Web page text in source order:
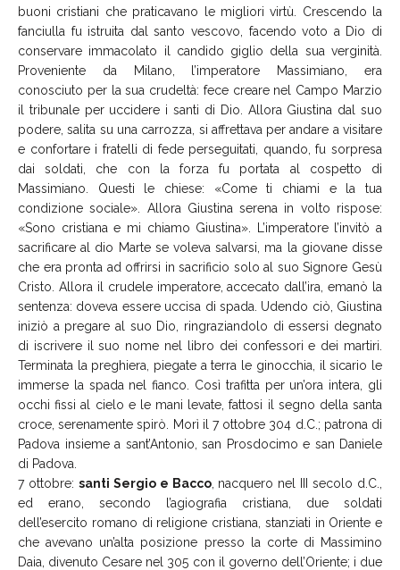
buoni cristiani che praticavano le migliori virtù. Crescendo la
fanciulla fu istruita dal santo vescovo, facendo voto a Dio di
conservare immacolato il candido giglio della sua verginità.
Proveniente da Milano, l’imperatore Massimiano, era
conosciuto per la sua crudeltà: fece creare nel Campo Marzio
il tribunale per uccidere i santi di Dio. Allora Giustina dal suo
podere, salita su una carrozza, si affrettava per andare a visitare
e confortare i fratelli di fede perseguitati, quando, fu sorpresa
dai soldati, che con la forza fu portata al cospetto di
Massimiano. Questi le chiese: «Come ti chiami e la tua
condizione sociale». Allora Giustina serena in volto rispose:
«Sono cristiana e mi chiamo Giustina». L’imperatore l’invitò a
sacrificare al dio Marte se voleva salvarsi, ma la giovane disse
che era pronta ad offrirsi in sacrificio solo al suo Signore Gesù
Cristo. Allora il crudele imperatore, accecato dall’ira, emanò la
sentenza: doveva essere uccisa di spada. Udendo ciò, Giustina
iniziò a pregare al suo Dio, ringraziandolo di essersi degnato
di iscrivere il suo nome nel libro dei confessori e dei martiri.
Terminata la preghiera, piegate a terra le ginocchia, il sicario le
immerse la spada nel fianco. Così trafitta per un’ora intera, gli
occhi fissi al cielo e le mani levate, fattosi il segno della santa
croce, serenamente spirò. Morì il 7 ottobre 304 d.C.; patrona di
Padova insieme a sant’Antonio, san Prosdocimo e san Daniele
di Padova.
7 ottobre: santi Sergio e Bacco, nacquero nel III secolo d.C.,
ed erano, secondo l’agiografia cristiana, due soldati
dell’esercito romano di religione cristiana, stanziati in Oriente e
che avevano un’alta posizione presso la corte di Massimino
Daia, divenuto Cesare nel 305 con il governo dell’Oriente; i due